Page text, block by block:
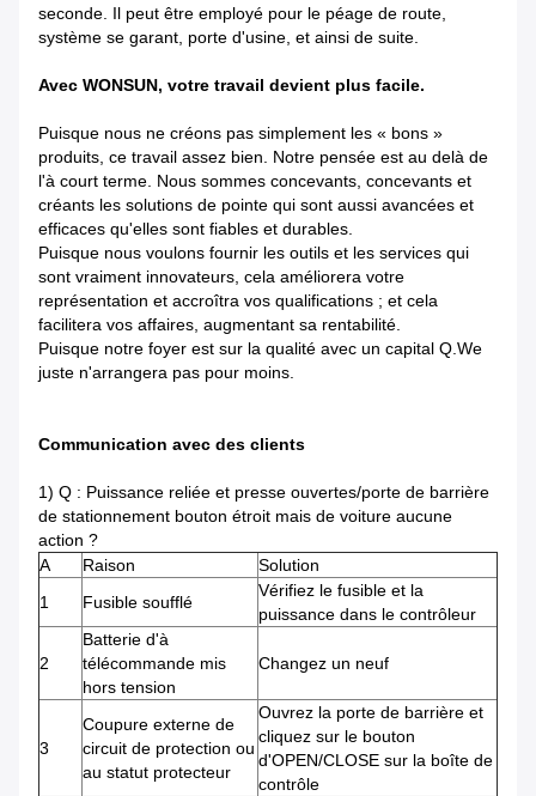
seconde. Il peut être employé pour le péage de route,
système se garant, porte d'usine, et ainsi de suite.
Avec WONSUN, votre travail devient plus facile.
Puisque nous ne créons pas simplement les « bons »
produits, ce travail assez bien. Notre pensée est au delà de
l'à court terme. Nous sommes concevants, concevants et
créants les solutions de pointe qui sont aussi avancées et
efficaces qu'elles sont fiables et durables.
Puisque nous voulons fournir les outils et les services qui
sont vraiment innovateurs, cela améliorera votre
représentation et accroîtra vos qualifications ; et cela
facilitera vos affaires, augmentant sa rentabilité.
Puisque notre foyer est sur la qualité avec un capital Q.We
juste n'arrangera pas pour moins.
Communication avec des clients
1) Q : Puissance reliée et presse ouvertes/porte de barrière
de stationnement bouton étroit mais de voiture aucune
action ?
A
Raison
Solution
1
Fusible soufflé
Vérifiez le fusible et la
puissance dans le contrôleur
2
Batterie d'à
télécommande mis
hors tension
Changez un neuf
3
Coupure externe de
circuit de protection ou
au statut protecteur
Ouvrez la porte de barrière et
cliquez sur le bouton
d'OPEN/CLOSE sur la boîte de
contrôle